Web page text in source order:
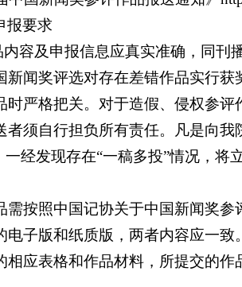
报要求
内容及申报信息应真实准确，同刊
新闻奖评选对存在差错作品实行获
时严格把关。对于造假、侵权参
者须自行担负所有责任。凡是向我
一经发现存在“一稿多投”情况，将
需按照中国记协关于中国新闻奖
电子版和纸质版，两者内容应一致
相应表格和作品材料，所提交的作